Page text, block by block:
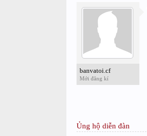
banvatoi.cf
Mới đăng kí
Ủng hộ diễn đàn